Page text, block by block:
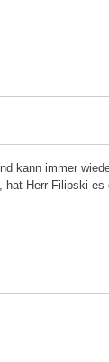
kann immer
hat Herr Filipski